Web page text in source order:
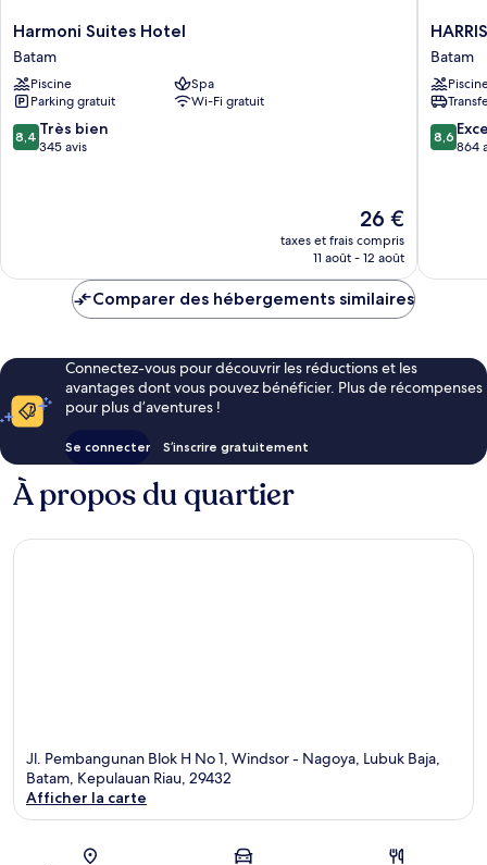
Harmoni
Suites
Hotel
Batam
Harmoni Suites Hotel
Batam
Piscine
Spa
Parking gratuit
Wi-Fi gratuit
8.4
sur
8,4 Très bien
345 avis
Le
nouveau
prix
de
26 €
taxes et frais compris
11 août - 12 août
HARRIS
Hotel
Batam
Center
Batam
Batam
Batam
8.6
sur
8,6
864
Comparer des hébergements similaires
Connectez-vous pour découvrir les réductions et les
avantages dont vous pouvez bénéficier. Plus de récompenses
pour plus d’aventures !
Se connecter S’inscrire gratuitement
À propos du quartier
Jl. Pembangunan Blok H No 1, Windsor - Nagoya, Lubuk Baja,
Batam, Kepulauan Riau, 29432
Afficher la carte